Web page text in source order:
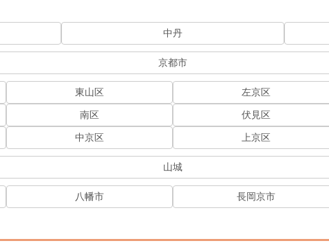
中丹
京都市
東山区 左京区
南区 伏見区
中京区 上京区
山城
八幡市 長岡京市